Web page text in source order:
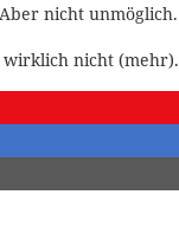
nicht unmöglich.
nicht (mehr).